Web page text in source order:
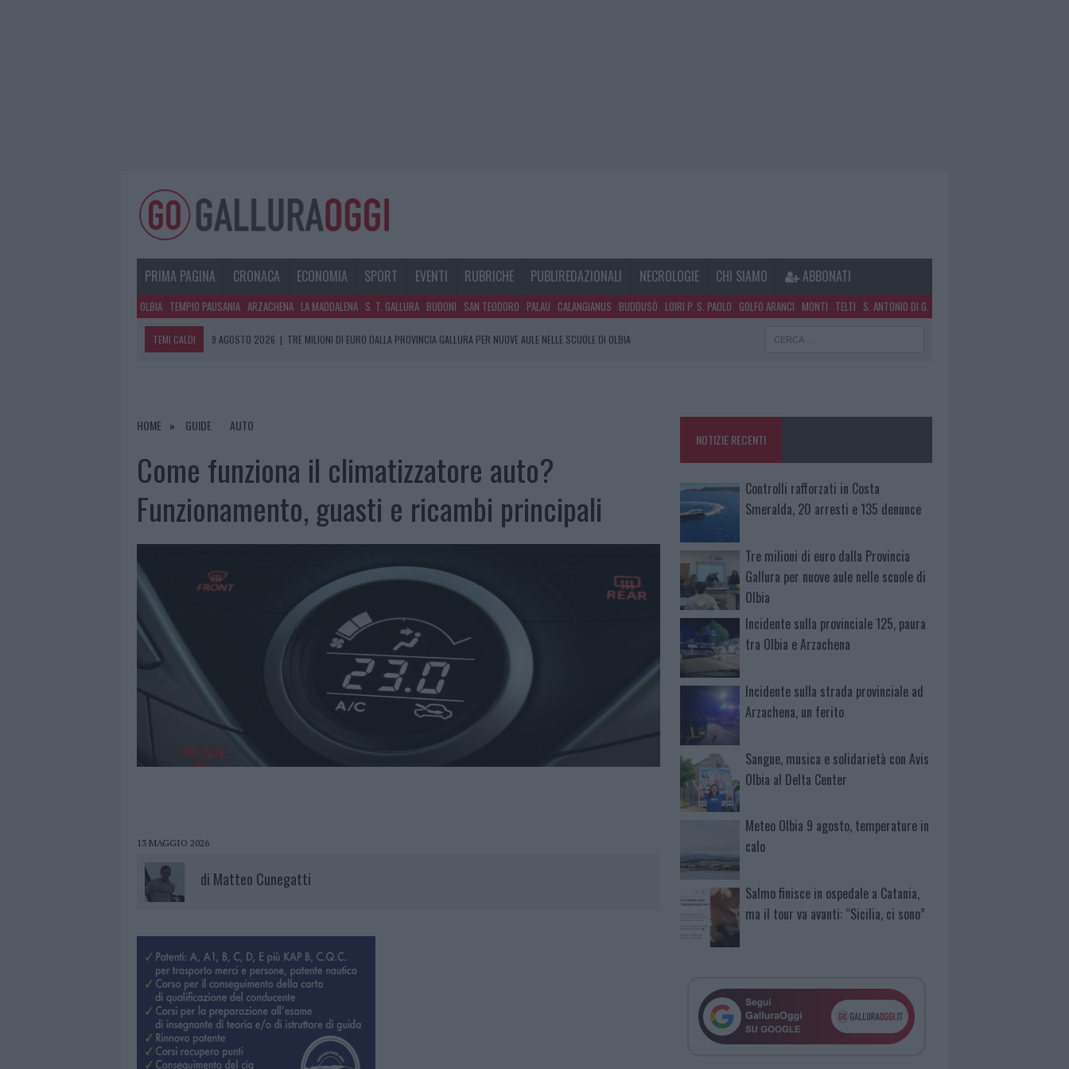
PRIMA PAGINA CRONACA ECONOMIA SPORT EVENTI RUBRICHE PUBLIREDAZIONALI NECROLOGIE CHI SIAMO ABBONATI
OLBIA TEMPIO PAUSANIA ARZACHENA LA MADDALENA S. T. GALLURA BUDONI SAN TEODORO PALAU CALANGIANUS BUDDUSÒ LOIRI P. S. PAOLO GOLFO ARANCI MONTI TELTI S. ANTONIO DI G.
TEMI CALDI 9 AGOSTO 2026 | TRE MILIONI DI EURO DALLA PROVINCIA GALLURA PER NUOVE AULE NELLE SCUOLE DI OLBIA
8 AGOSTO 2026
SANGUE, MUSICA E SOLIDARIETÀ CON AVIS OLBIA AL DELTA CENTER
HOME GUIDE AUTO
Come funziona il climatizzatore auto?
Funzionamento, guasti e ricambi principali
13 MAGGIO 2026
di Matteo Cunegatti
NOTIZIE RECENTI
Controlli rafforzati in Costa
Smeralda, 20 arresti e 135 denunce
Tre milioni di euro dalla Provincia
Gallura per nuove aule nelle scuole di
Olbia
Incidente sulla provinciale 125, paura
tra Olbia e Arzachena
Incidente sulla strada provinciale ad
Arzachena, un ferito
Sangue, musica e solidarietà con Avis
Olbia al Delta Center
Meteo Olbia 9 agosto, temperature in
calo
Salmo finisce in ospedale a Catania,
ma il tour va avanti: “Sicilia, ci sono”